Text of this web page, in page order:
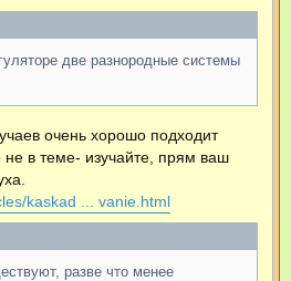
и
две разнородные системы
очень хорошо подходит
в теме- изучайте, прям ваш
kaskad ... vanie.html
разве что менее